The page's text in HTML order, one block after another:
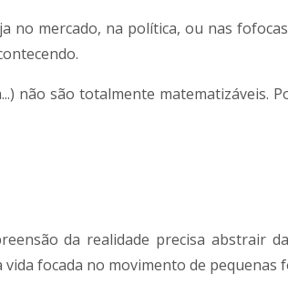
no mercado, na política, ou nas
não são totalmente matematizáveis.
da realidade precisa abstrair
focada no movimento de pequenas